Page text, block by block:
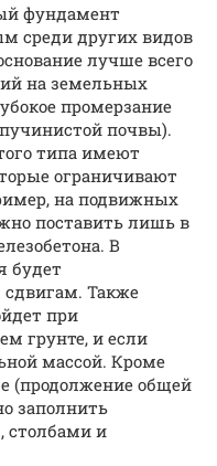
фундамент
среди других видов
лучше всего
на земельных
промерзание
почвы).
типа имеют
ограничивают
на подвижных
поставить лишь в
В
будет
сдвигам. Также
при
грунте, и если
массой. Кроме
(продолжение общей
заполнить
столбами и